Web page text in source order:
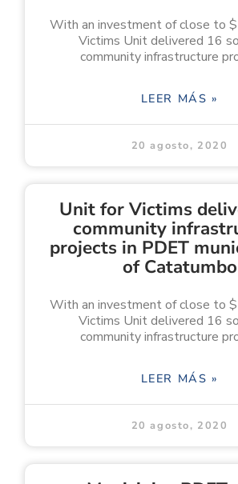
With an investment of close to
Victims Unit delivered 16
community infrastructure
LEER MÁS »
20 agosto, 2020
Unit for Victims
community
projects in PDET
of Catatumbo
With an investment of close to
Victims Unit delivered 16
community infrastructure
LEER MÁS »
20 agosto, 2020